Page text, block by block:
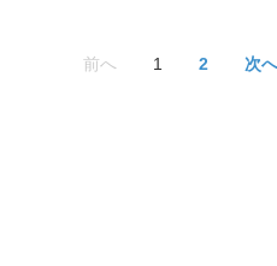
前へ 1 2 次へ